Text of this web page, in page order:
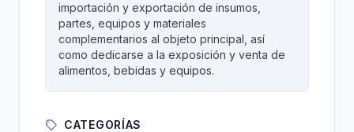
importación y exportación de insumos,
partes, equipos y materiales
complementarios al objeto principal, así
como dedicarse a la exposición y venta de
alimentos, bebidas y equipos.
CATEGORÍAS